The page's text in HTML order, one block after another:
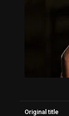
Original title